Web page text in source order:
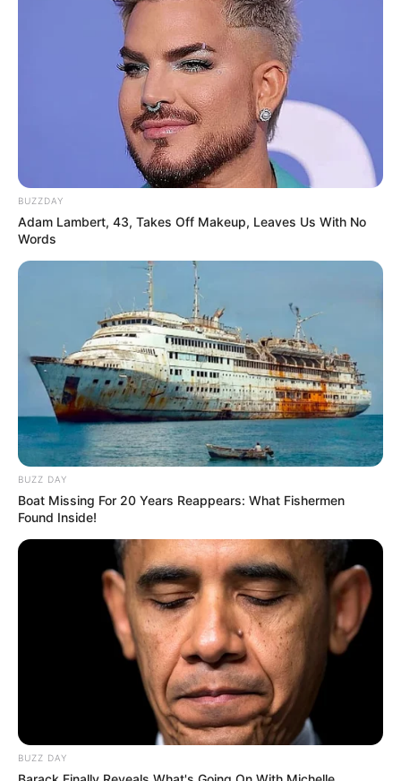
Instagram
BUZZDAY
Adam Lambert, 43, Takes Off Makeup, Leaves Us With No
Words
BUZZ DAY
Boat Missing For 20 Years Reappears: What Fishermen
Found Inside!
BUZZ DAY